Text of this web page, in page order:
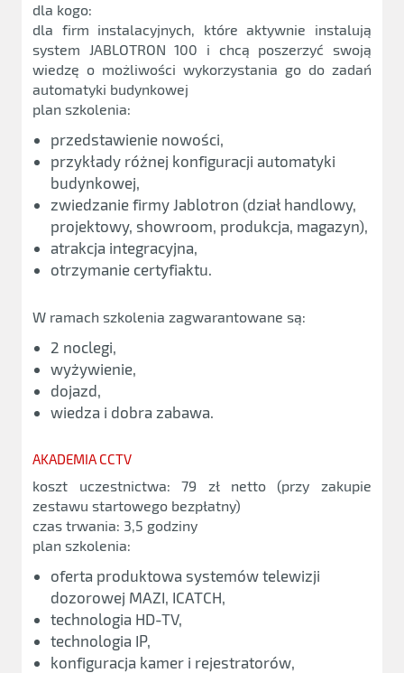
dla kogo:
dla firm instalacyjnych, które aktywnie instalują
system JABLOTRON 100 i chcą poszerzyć swoją
wiedzę o możliwości wykorzystania go do zadań
automatyki budynkowej
plan szkolenia:
przedstawienie nowości,
przykłady różnej konfiguracji automatyki
budynkowej,
zwiedzanie firmy Jablotron (dział handlowy,
projektowy, showroom, produkcja, magazyn),
atrakcja integracyjna,
otrzymanie certyfiaktu.
W ramach szkolenia zagwarantowane są:
2 noclegi,
wyżywienie,
dojazd,
wiedza i dobra zabawa.
AKADEMIA CCTV
koszt uczestnictwa: 79 zł netto (przy zakupie
zestawu startowego bezpłatny)
czas trwania: 3,5 godziny
plan szkolenia:
oferta produktowa systemów telewizji
dozorowej MAZI, ICATCH,
technologia HD-TV,
technologia IP,
konfiguracja kamer i rejestratorów,